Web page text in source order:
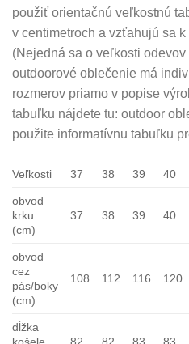
použiť orientačnú veľkostnú
v centimetroch a vzťahujú sa
(Nejedná sa o veľkosti odevov
outdoorové oblečenie má
rozmerov priamo v popise
tabuľku nájdete tu: outdoor
použite informatívnu tabuľku
Veľkosti 37 38 39 40
obvod
krku
(cm)
37 38 39 40
obvod
cez
pás/boky
(cm)
108 112 116 120
dĺžka
košele
82 82 83 83